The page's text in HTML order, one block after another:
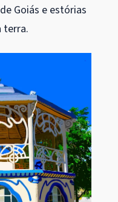
Goiás e estórias
terra.